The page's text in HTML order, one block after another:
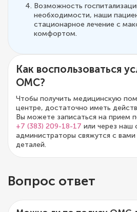
Возможность
необходимости, наши
стационарное лечение с
комфортом.
Как воспользоваться
ОМС?
Чтобы получить медицинскую
центре, достаточно иметь
Вы можете записаться на прием
+7 (383) 209-18-17 или через наш
администраторы свяжутся с вами
деталей.
Вопрос ответ